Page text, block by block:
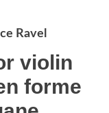
Ravel
violin
forme